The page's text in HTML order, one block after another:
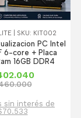
| SKU: KIT002
PC Intel
6-core + Placa
16GB DDR4
sin interés de